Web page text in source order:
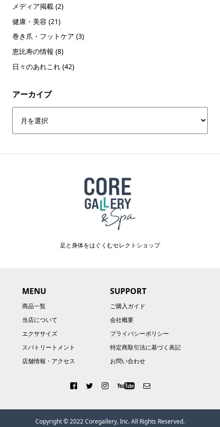
メディア掲載(2)
健康・美容 (21)
巻き爪・フットケア (3)
恵比寿の情報 (8)
日々のあれこれ(42)
アーカイブ
足と身体をはぐくむセレクトショップ
MENU
商品一覧
当店について
エクササイズ
スパトリートメント
店舗情報・アクセス
SUPPORT
ご購入ガイド
会社概要
プライバシーポリシー
特定商取引法に基づく表記
お問い合わせ
Copyright © 2022 Coregallery, Inc. All Rights Reserved.